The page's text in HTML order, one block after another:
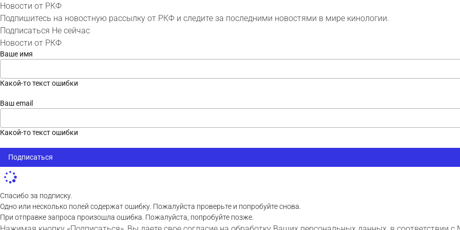
Новости от РКФ
Подпишитесь на новостную рассылку от РКФ и следите за последними новостями в мире кинологии.
Подписаться Не сейчас
Новости от РКФ
Ваше имя
Какой-то текст ошибки
Ваш email
Какой-то текст ошибки
Подписаться
Спасибо за подписку.
Одно или несколько полей содержат ошибку. Пожалуйста проверьте и попробуйте снова.
При отправке запроса произошла ошибка. Пожалуйста, попробуйте позже.